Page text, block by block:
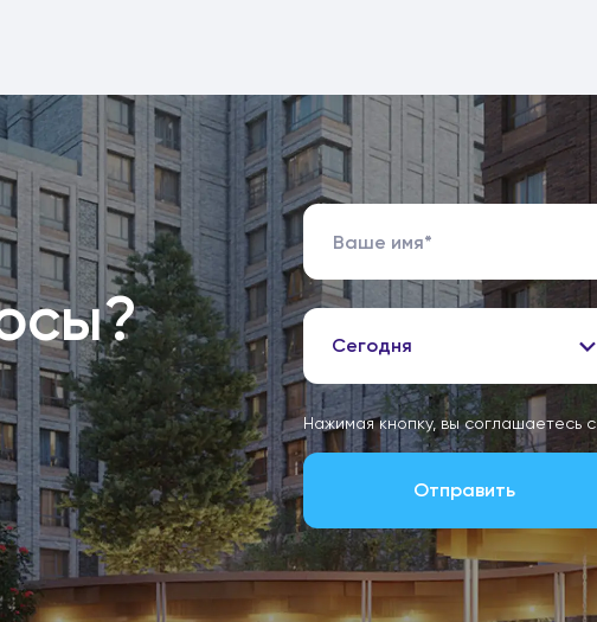
Сегодня
Нажимая кнопку, вы соглашаетесь с
Отправить